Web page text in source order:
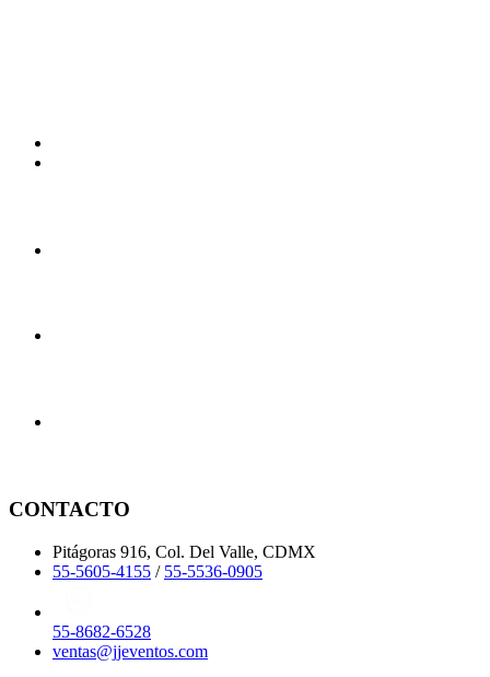
CONTACTO
Pitágoras 916, Col. Del Valle, CDMX
55-5605-4155 / 55-5536-0905
55-8682-6528
ventas@jjeventos.com